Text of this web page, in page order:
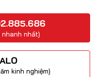
nhất)
kinh nghiệm)